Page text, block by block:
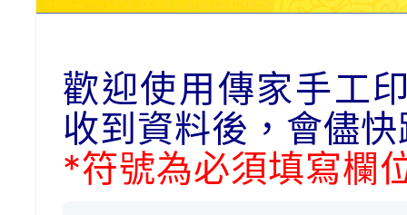
歡迎使用傳家手工
收到資料後，會儘
*符號為必須填寫欄